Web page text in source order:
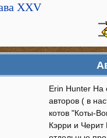
XXV
Erin Hunter На
авторов ( в
котов "Коты-
Кэрри и Черит